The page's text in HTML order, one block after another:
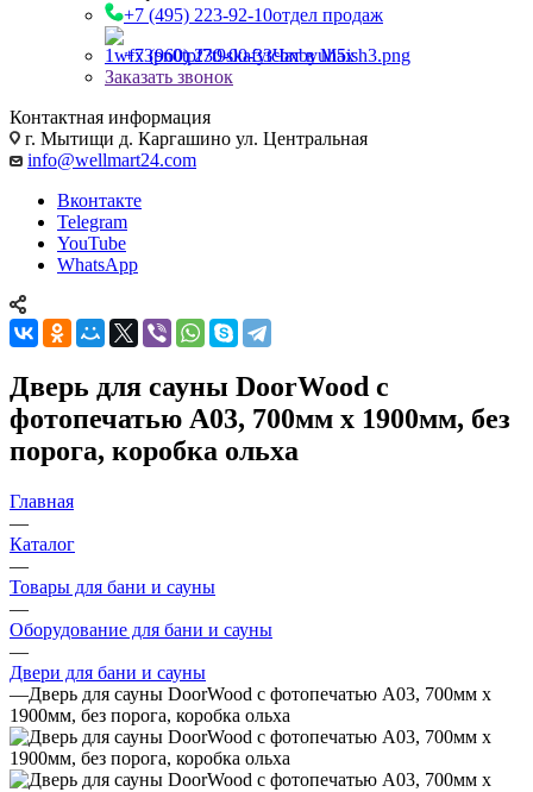
+7 (495) 223-92-10отдел продаж
+7 (960) 230-00-33Чат в Max
Заказать звонок
Контактная информация
г. Мытищи д. Каргашино ул. Центральная
info@wellmart24.com
Вконтакте
Telegram
YouTube
WhatsApp
Дверь для сауны DoorWood с
фотопечатью А03, 700мм х 1900мм, без
порога, коробка ольха
Главная
—
Каталог
—
Товары для бани и сауны
—
Оборудование для бани и сауны
—
Двери для бани и сауны
—Дверь для сауны DoorWood с фотопечатью А03, 700мм х
1900мм, без порога, коробка ольха